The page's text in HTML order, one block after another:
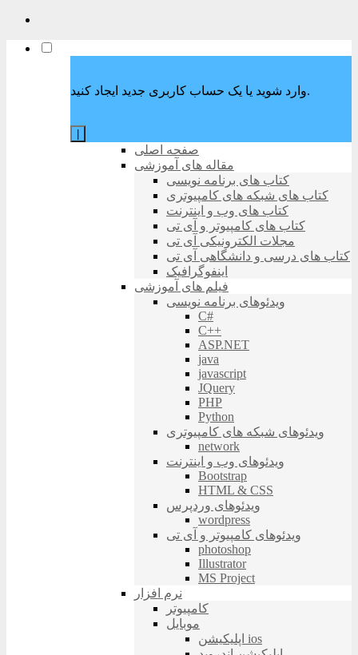
وارد شوید یا یک حساب کاربری جدید ایجاد کنید.
صفحه اصلی
مقاله های آموزشی
کتاب های برنامه نویسی
کتاب های شبکه های کامپیوتری
کتاب های وب و اینترنت
کتاب های کامپیوتر و آی تی
مجلات الکترونیکی آی تی
کتاب های درسی و دانشگاهی آی تی
اینفوگرافیک
فیلم های آموزشی
ویدئوهای برنامه نویسی
C#
C++
ASP.NET
java
javascript
JQuery
PHP
Python
ویدئوهای شبکه های کامپیوتری
network
ویدئوهای وب و اینترنت
Bootstrap
HTML & CSS
ویدئوهای وردپرس
wordpress
ویدئوهای کامپیوتر و آی تی
photoshop
Illustrator
MS Project
نرم افزار
کامپیوتر
موبایل
اپلیکیشن ios